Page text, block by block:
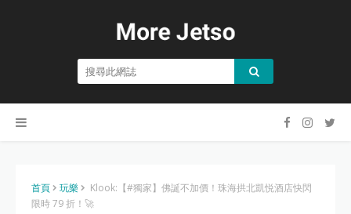
首頁 玩樂
Klook:【#獨家】佛誕不加價！珠海拱北凱悦酒店快閃
限時 79 折！🚀